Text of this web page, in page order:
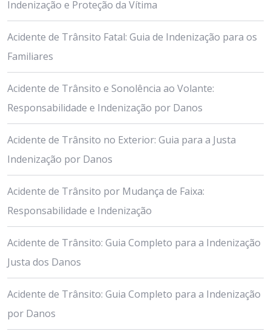
Indenização e Proteção da Vítima
Acidente de Trânsito Fatal: Guia de Indenização para os
Familiares
Acidente de Trânsito e Sonolência ao Volante:
Responsabilidade e Indenização por Danos
Acidente de Trânsito no Exterior: Guia para a Justa
Indenização por Danos
Acidente de Trânsito por Mudança de Faixa:
Responsabilidade e Indenização
Acidente de Trânsito: Guia Completo para a Indenização
Justa dos Danos
Acidente de Trânsito: Guia Completo para a Indenização
por Danos